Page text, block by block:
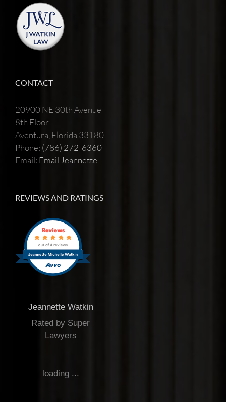
CONTACT
20900 NE 30th Avenue
8th Floor
Aventura, Florida 33180
Phone: (786) 272-6360
Email: Email Jeannette
REVIEWS AND RATINGS
Jeannette Watkin
Rated by Super
Lawyers
loading ...